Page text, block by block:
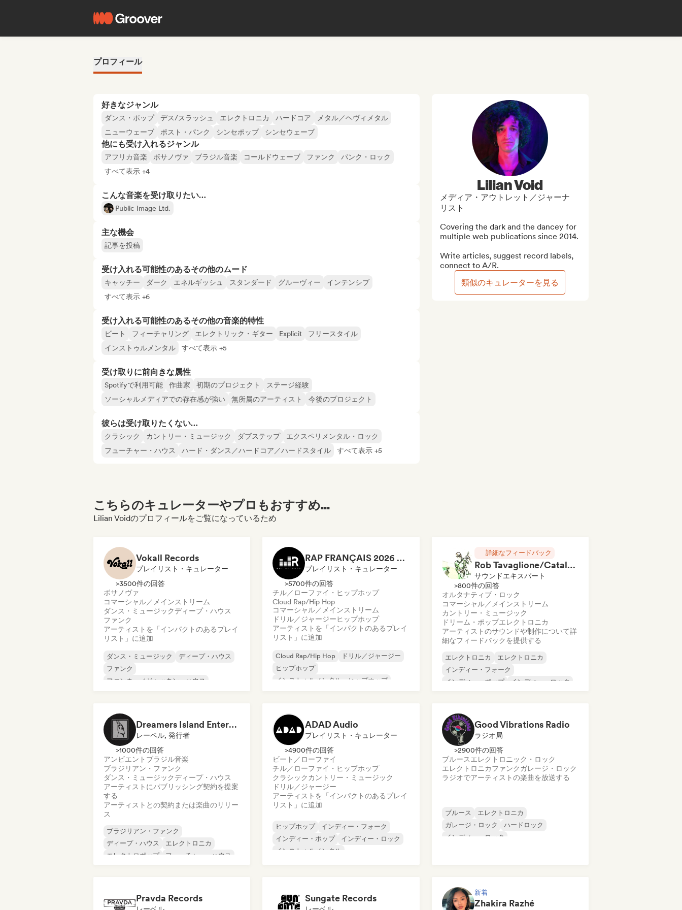
プロフィール
好きなジャンル
ダンス・ポップ デス/スラッシュ エレクトロニカ ハードコア
メタル／ヘヴィメタル
ニューウェーブ
ポスト・パンク シンセポップ シンセウェーブ
他にも受け入れるジャンル
アフリカ音楽 ボサノヴァ ブラジル音楽 コールドウェーブ ファンク
パンク・ロック
すべて表示 +4
こんな音楽を受け取りたい…
Public Image Ltd.
主な機会
記事を投稿
受け入れる可能性のあるその他のムード
キャッチー ダーク エネルギッシュ スタンダード グルーヴィー
インテンシブ
すべて表示 +6
受け入れる可能性のあるその他の音楽的特性
ビート フィーチャリング エレクトリック・ギター Explicit
フリースタイル
インストゥルメンタル
すべて表示 +5
受け取りに前向きな属性
Spotifyで利用可能 作曲家 初期のプロジェクト
ステージ経験
ソーシャルメディアでの存在感が強い
無所属のアーティスト 今後のプロジェクト
彼らは受け取りたくない…
クラシック カントリー・ミュージック ダブステップ
エクスペリメンタル・ロック
フューチャー・ハウス
ハード・ダンス／ハードコア／ハードスタイル すべて表示 +5
Lilian Void
メディア・アウトレット／ジャーナ
リスト
Covering the dark and the dancey for
multiple web publications since 2014.
Write articles, suggest record labels,
connect to A/R.
類似のキュレーターを見る
こちらのキュレーターやプロもおすすめ...
Lilian Voidのプロフィールをご覧になっているため
Vokall Records
プレイリスト・キュレーター
>3500件の回答
ボサノヴァ
コマーシャル／メインストリーム
ダンス・ミュージックディープ・ハウス
ファンク
アーティストを「インパクトのあるプレイ
リスト」に追加
ダンス・ミュージック
ディープ・ハウス
ファンク
ファンキー／ジャッキン・ハウス
ポップ・ソウル
RAP FRANÇAIS 2026 🔥🇫🇷 (Way Records)
プレイリスト・キュレーター
>5700件の回答
チル／ローファイ・ヒップホップ
Cloud Rap/Hip Hop
コマーシャル／メインストリーム
ドリル／ジャージーヒップホップ
アーティストを「インパクトのあるプレイ
リスト」に追加
Cloud Rap/Hip Hop
ドリル／ジャージー
ヒップホップ
インストゥルメンタル・ヒップホップ
チル／ローファイ・ヒップホップ
詳細なフィードバック
Rob Tavaglione/Catalyst Recording
サウンドエキスパート
>800件の回答
オルタナティブ・ロック
コマーシャル／メインストリーム
カントリー・ミュージック
ドリーム・ポップエレクトロニカ
アーティストのサウンドや制作について詳
細なフィードバックを提供する
エレクトロニカ
エレクトロニカ
インディー・フォーク
インディー・ポップ
インディー・ロック
ック
Dreamers Island Entertainment
レーベル, 発行者
>1000件の回答
アンビエント ブラジル音楽
ブラジリアン・ファンク
ダンス・ミュージックディープ・ハウス
アーティストにパブリッシング契約を提案
する
アーティストとの契約または楽曲のリリー
ス
ブラジリアン・ファンク
ディープ・ハウス
エレクトロニカ
エレクトロポップ
フューチャー・ハウス
ADAD Audio
プレイリスト・キュレーター
>4900件の回答
ビート／ローファイ
チル／ローファイ・ヒップホップ
クラシック カントリー・ミュージック
ドリル／ジャージー
アーティストを「インパクトのあるプレイ
リスト」に追加
ヒップホップ
インディー・フォーク
インディー・ポップ
インディー・ロック
インストゥルメンタル
Good Vibrations Radio
ラジオ局
>2900件の回答
ブルースエレクトロニック・ロック
エレクトロニカファンクガレージ・ロック
ラジオでアーティストの楽曲を放送する
ブルース
エレクトロニカ
ガレージ・ロック
ハードロック
インディー・ロック
Pravda Records Sungate Records
新着
Zhakira Razhé